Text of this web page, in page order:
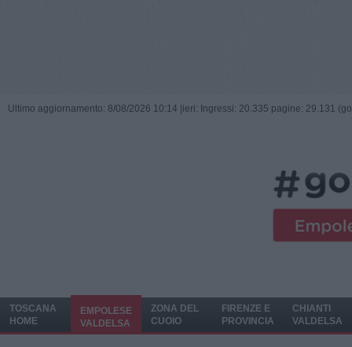
Ultimo aggiornamento: 8/08/2026 10:14 | ieri: Ingressi: 20.335 pagine: 29.131
TOSCANA
HOME
EMPOLESE
VALDELSA
ZONA DEL
CUOIO
FIRENZE E
PROVINCIA
CHIANTI
VALDELSA